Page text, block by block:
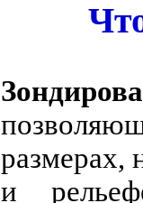
размерах,
и